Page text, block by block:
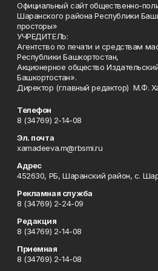
Официальный сайт общественно-
Шаранского района Республики
просторы»
УЧРЕДИТЕЛЬ:
Агентство по печати и средствам
Республики Башкортостан,
Акционерное общество
Башкортостан».
Директор (главный редактор) М.Ф.
Телефон
8 (34769) 2-14-08
Эл. почта
xamadeeva.m@rbsmi.ru
Адрес
452630, РБ, Шаранский район, с.
Рекламная служба
8 (34769) 2-24-09
Редакция
8 (34769) 2-14-08
Приемная
8 (34769) 2-14-08